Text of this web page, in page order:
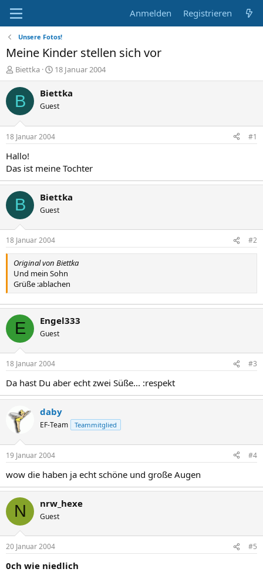
Anmelden Registrieren
Unsere Fotos!
Meine Kinder stellen sich vor
E
r
s
e
r
Biettka
E
r
s
e
l
t
18 Januar 2004
B Biettka
Guest
18 Januar 2004 #1
Hallo!
Das ist meine Tochter
B Biettka
Guest
18 Januar 2004 #2
Original von Biettka
Und mein Sohn
Grüße :ablachen
E Engel333
Guest
18 Januar 2004 #3
Da hast Du aber echt zwei Süße... :respekt
daby
EF-Team Teammitglied
19 Januar 2004 #4
wow die haben ja echt schöne und große Augen
N nrw_hexe
Guest
20 Januar 2004 #5
0ch wie niedlich